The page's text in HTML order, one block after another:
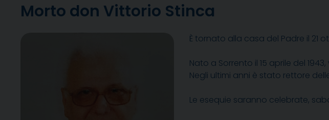
Morto don Vittorio Stinca
È tornato alla casa del Padre il 21
Nato a Sorrento il 15 aprile del
Negli ultimi anni è stato rettore
Le esequie saranno celebrate,